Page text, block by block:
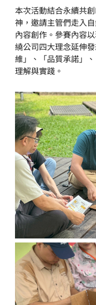
本次活動結合永續共
神，邀請主管們走入
內容創作。參賽內容
繞公司四大理念延伸
維」、「品質承諾」
理解與實踐。